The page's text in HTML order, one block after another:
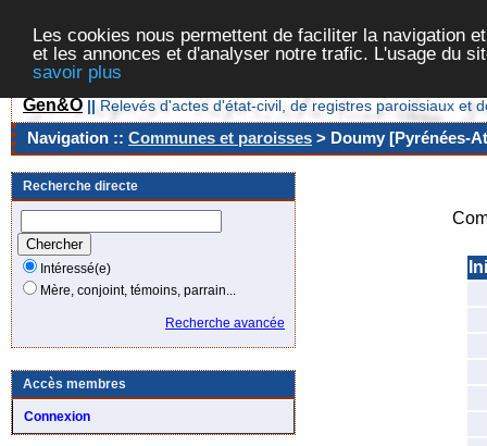
Les cookies nous permettent de faciliter la navigation
et les annonces et d'analyser notre trafic. L'usage du
savoir plus
Gen&O || Relevés d'actes d'état-civil, de registres paroissiaux et
Navigation :: Communes et paroisses > Doumy [Pyrénées-
Recherche directe
Intéressé(e)
Mère, conjoint, témoins, parrain...
Recherche avancée
Accès membres
Connexion